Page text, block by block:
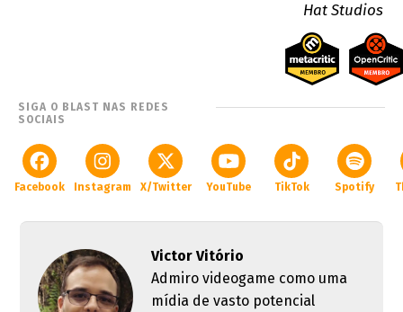
Hat Studios
SIGA O BLAST NAS REDES
SOCIAIS
Facebook Instagram X/Twitter YouTube TikTok Spotify
Victor Vitório
Admiro videogame como uma
mídia de vasto potencial